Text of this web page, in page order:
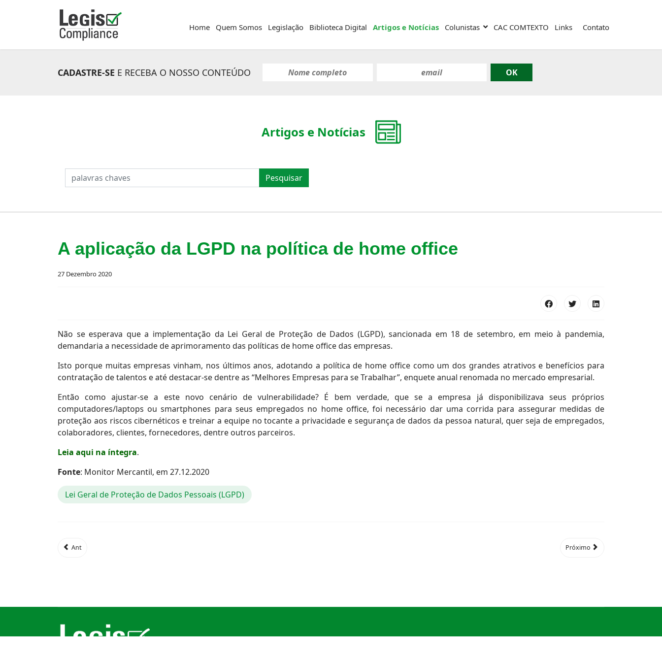
Home Quem Somos Legislação Biblioteca Digital Artigos e Notícias Colunistas CAC COMTEXTO Links Contato
CADASTRE-SE E RECEBA O NOSSO CONTEÚDO
PESQUISAR Pesquisar
Artigos e Notícias
A aplicação da LGPD na política de home office
27 Dezembro 2020
Não se esperava que a implementação da Lei Geral de Proteção de Dados (LGPD), sancionada em 18 de setembro, em meio à pandemia,
demandaria a necessidade de aprimoramento das políticas de home office das empresas.
Isto porque muitas empresas vinham, nos últimos anos, adotando a política de home office como um dos grandes atrativos e benefícios para
contratação de talentos e até destacar-se dentre as “Melhores Empresas para se Trabalhar”, enquete anual renomada no mercado empresarial.
Então como ajustar-se a este novo cenário de vulnerabilidade? É bem verdade, que se a empresa já disponibilizava seus próprios
computadores/laptops ou smartphones para seus empregados no home office, foi necessário dar uma corrida para assegurar medidas de
proteção aos riscos cibernéticos e treinar a equipe no tocante a privacidade e segurança de dados da pessoa natural, quer seja de empregados,
colaboradores, clientes, fornecedores, dentre outros parceiros.
Leia aqui na íntegra.
Fonte: Monitor Mercantil, em 27.12.2020
Lei Geral de Proteção de Dados Pessoais (LGPD)
Ant Próximo